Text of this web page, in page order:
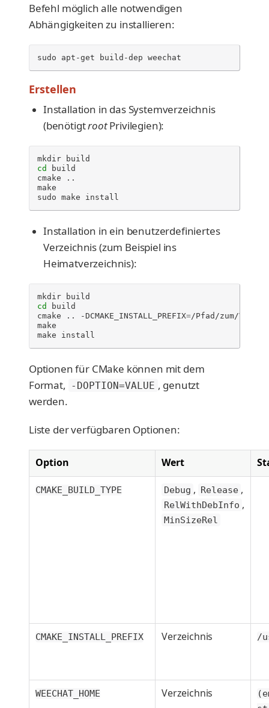
Befehl möglich alle notwendigen
Abhängigkeiten zu installieren:
sudo apt-get build-dep weechat
Erstellen
Installation in das Systemverzeichnis
(benötigtrootPrivilegien):
mkdir
cd
build
cmake
..
make
sudo make install
Installation in ein benutzerdefiniertes
Verzeichnis (zum Beispiel ins
Heimatverzeichnis):
mkdir
cd
build
cmake
.. -DCMAKE_INSTALL_PREFIX=/Pfad/zum/
make
make
install
Optionen für CMake können mit dem
Format, -DOPTION=VALUE , genutzt
werden.
Liste der verfügbaren Optionen:
Option Wert
CMAKE_BUILD_TYPE Debug , Release ,
RelWithDebInfo ,
MinSizeRel
CMAKE_INSTALL_PREFIX Verzeichnis /
WEECHAT_HOME Verzeichnis